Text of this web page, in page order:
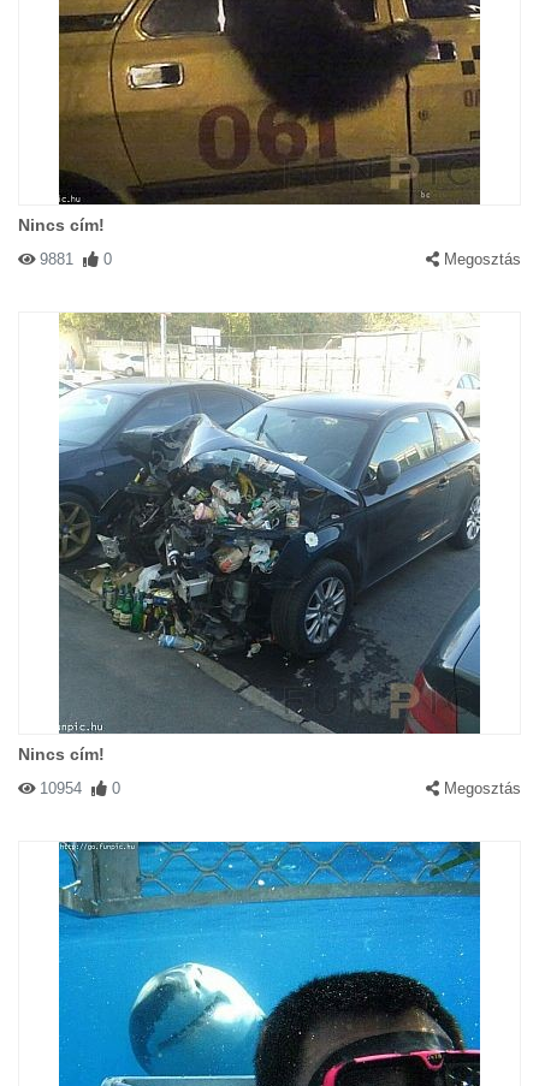
Nincs cím!
9881 0 Megosztás
Nincs cím!
10954 0 Megosztás